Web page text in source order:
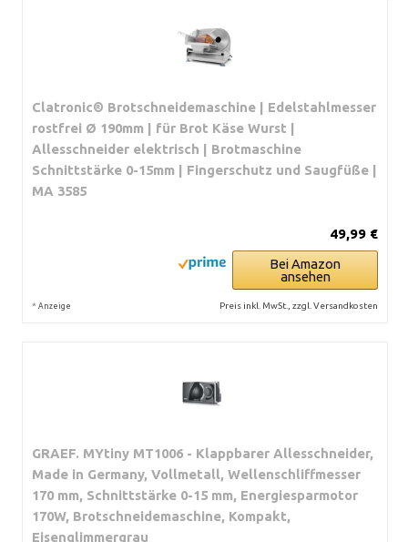
Clatronic® Brotschneidemaschine | Edelstahlmesser
rostfrei Ø 190mm | für Brot Käse Wurst |
Allesschneider elektrisch | Brotmaschine
Schnittstärke 0-15mm | Fingerschutz und Saugfüße |
MA 3585
49,99 €
Bei Amazon
ansehen
* Anzeige Preis inkl. MwSt., zzgl. Versandkosten
GRAEF. MYtiny MT1006 - Klappbarer Allesschneider,
Made in Germany, Vollmetall, Wellenschliffmesser
170 mm, Schnittstärke 0-15 mm, Energiesparmotor
170W, Brotschneidemaschine, Kompakt,
Eisenglimmergrau